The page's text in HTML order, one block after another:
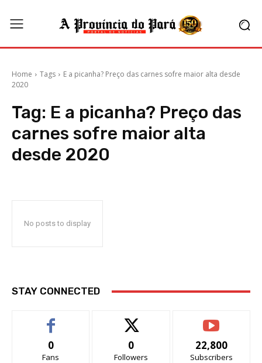
Home Tags
E a picanha? Preço das carnes sofre maior alta desde
2020
Tag: E a picanha? Preço das
carnes sofre maior alta
desde 2020
No posts to display
STAY CONNECTED
0
Fans
0
Followers
22,800
Subscribers